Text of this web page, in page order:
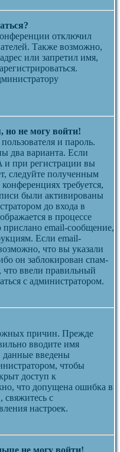
отключил
Также возможно,
или запретил имя,
но не могу войти!
и пароль.
два варианта. Если
и при регистрации вы
следуйте полученным
требуется,
были активированы
до входа в
в процессе
email-сообщение,
Если email-
что вы указали
он заблокирован спам-
ввели правильный
с администратором.
причин. Прежде
вводите имя
данные введены
чтобы
доступ к
что допущена ошибка в
с
настроек.
не могу войти!